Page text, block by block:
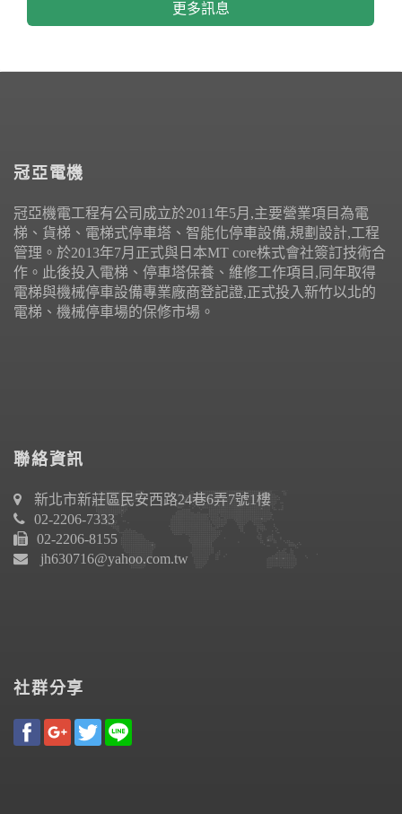
更多訊息
冠亞電機
冠亞機電工程有公司成立於2011年5月,主要營業項目為電
梯、貨梯、電梯式停車塔、智能化停車設備,規劃設計,工程
管理。於2013年7月正式與日本MT core株式會社簽訂技術合
作。此後投入電梯、停車塔保養、維修工作項目,同年取得
電梯與機械停車設備專業廠商登記證,正式投入新竹以北的
電梯、機械停車場的保修市場。
聯絡資訊
新北市新莊區民安西路24巷6弄7號1樓
02-2206-7333
02-2206-8155
jh630716@yahoo.com.tw
社群分享